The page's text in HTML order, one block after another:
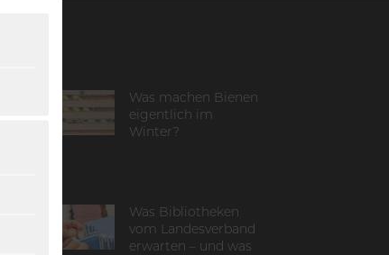
Was machen Bienen
eigentlich im
Winter?
Was Bibliotheken
vom Landesverband
erwarten – und was